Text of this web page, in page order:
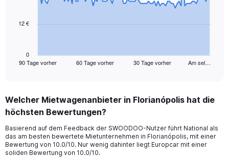
The
Range:
91
The
chart
has
90 Tage vorher 60 Tage vorher 30 Tage vorher Am sel…
0
12 €
End
Welcher Mietwagenanbieter in Florianópolis hat die
höchsten Bewertungen?
Basierend auf dem Feedback der SWOODOO-Nutzer führt National als
das am besten bewertete Mietunternehmen in Florianópolis, mit einer
Bewertung von 10.0/10. Nur wenig dahinter liegt Europcar mit einer
soliden Bewertung von 10.0/10.